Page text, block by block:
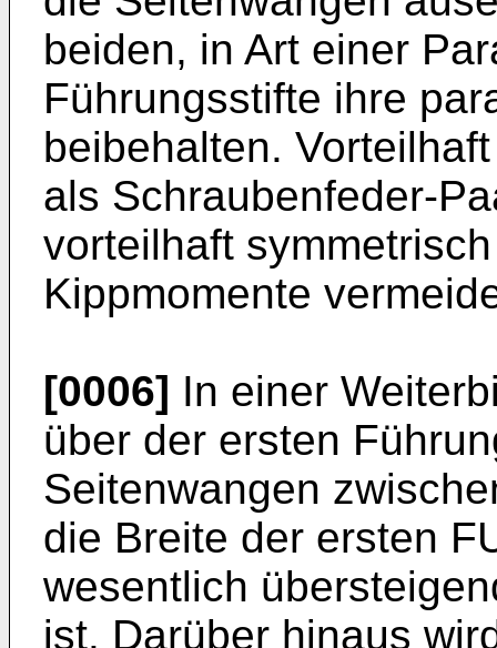
beiden, in Art einer
Führungsstifte ihre
beibehalten.
als Schraubenfeder-
vorteilhaft
Kippmomente
[0006] In einer
über der ersten
Seitenwangen
die Breite der ersten
wesentlich
ist. Darüber hinaus